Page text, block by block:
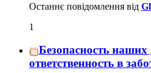
Останнє повідомлення від
1
Безопасность наших
ответственность в